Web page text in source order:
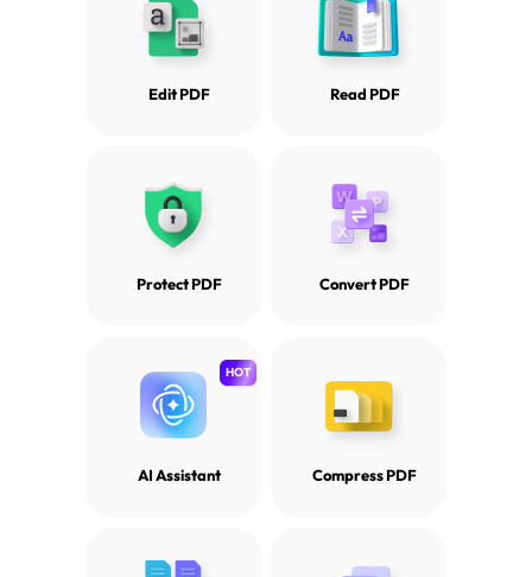
Edit PDF Read PDF
Protect PDF Convert PDF
AI Assistant
HOT
Compress PDF